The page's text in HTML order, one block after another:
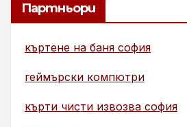
Партньори
къртене на баня софия
геймърски компютри
кърти чисти извозва софия